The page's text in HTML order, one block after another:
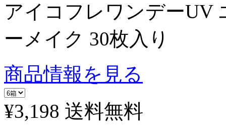
アイコフレワンデーUV
ーメイク 30枚入り
商品情報を見る
¥3,198 送料無料